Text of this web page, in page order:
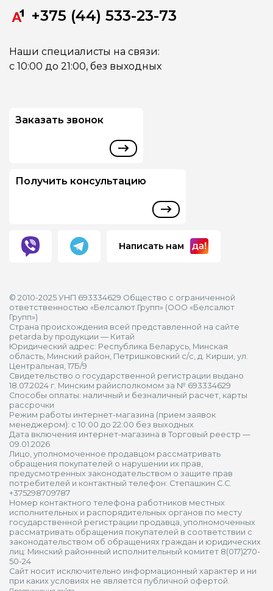
+375 (44) 533-23-73
Наши специалисты на связи:
с 10:00 до 21:00, без выходных
Заказать звонок
Получить консультацию
Написать нам
© 2010-2025 УНП 693334629 Общество с ограниченной
ответственностью «Белсалют Групп» (ООО «Белсалют
Групп»)
Страна происхождения всей представленной на сайте
petarda.by продукции — Китай
Юридический адрес: Республика Беларусь, Минская
область, Минский район, Петришковский с/с, д. Кирши, ул.
Центральная, 17Б/9
Свидетельство о государственной регистрации выдано
18.07.2024 г. Минским райисполкомом за № 693334629
Способы оплаты: наличный и безналичный расчет, карты
рассрочки
Режим работы интернет-магазина (прием заявок
менеджером): с 10:00 до 22:00 без выходных
Дата включения интернет-магазина в Торговый реестр —
09.01.2026
Лицо, уполномоченное продавцом рассматривать
обращения покупателей о нарушении их прав,
предусмотренных законодательством о защите прав
потребителей и контактный телефон: Степашкин С.С.
+375298709787
Номер контактного телефона работников местных
исполнительных и распорядительных органов по месту
государственной регистрации продавца, уполномоченных
рассматривать обращения покупателей в соответствии с
законодательством об обращениях граждан и юридических
лиц: Минский районнный исполнительный комитет 8(017)270-
50-24
Сайт носит исключительно информационный характер и ни
при каких условиях не является публичной офертой.